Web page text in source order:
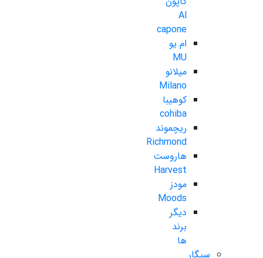
Al
capone
ام.یو
MU
میلانو
Milano
کوهیبا
cohiba
ریچموند
Richmond
هاروست
Harvest
مودز
Moods
دیگر
برند
ها
سیگار